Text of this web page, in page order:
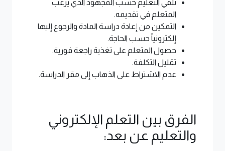
تلقي التعليم حسب المجهود الذي يرغب
المتعلم في تقديمه.
التمكين من إعادة دراسة المادة والرجوع إليها
إلكترونياً حسب الحاجة.
حصول المتعلم على تغذية راجعة فورية.
تقليل التكلفة.
عدم الاشتراط على الذهاب إلى مقر الدراسة.
الفرق بين التعلم الإلكتروني
والتعليم عن بعد: